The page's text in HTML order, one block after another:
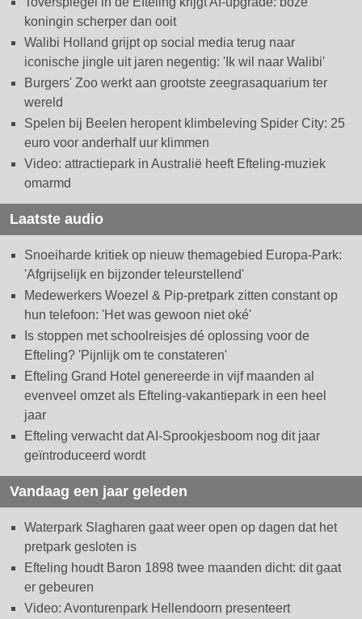
koningin scherper dan ooit
Walibi Holland grijpt op social media terug naar
iconische jingle uit jaren negentig: 'Ik wil naar Walibi'
Burgers' Zoo werkt aan grootste zeegrasaquarium ter
wereld
Spelen bij Beelen heropent klimbeleving Spider City: 25
euro voor anderhalf uur klimmen
Video: attractiepark in Australië heeft Efteling-muziek
omarmd
Laatste audio
Snoeiharde kritiek op nieuw themagebied Europa-Park:
'Afgrijselijk en bijzonder teleurstellend'
Medewerkers Woezel & Pip-pretpark zitten constant op
hun telefoon: 'Het was gewoon niet oké'
Is stoppen met schoolreisjes dé oplossing voor de
Efteling? 'Pijnlijk om te constateren'
Efteling Grand Hotel genereerde in vijf maanden al
evenveel omzet als Efteling-vakantiepark in een heel
jaar
Efteling verwacht dat AI-Sprookjesboom nog dit jaar
geïntroduceerd wordt
Vandaag een jaar geleden
Waterpark Slagharen gaat weer open op dagen dat het
pretpark gesloten is
Efteling houdt Baron 1898 twee maanden dicht: dit gaat
er gebeuren
Video: Avonturenpark Hellendoorn presenteert